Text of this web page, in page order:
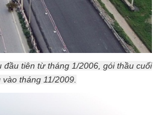
đầu tiên từ tháng 1/2006, gói thầu cuối
vào tháng 11/2009.